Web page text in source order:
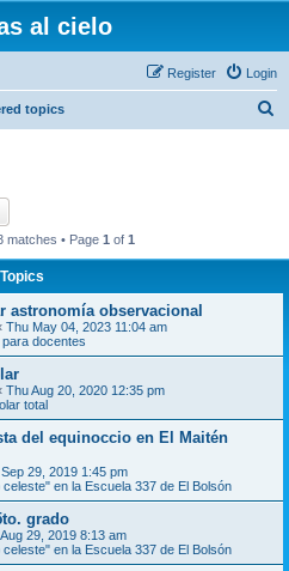
al cielo
Login
Register
topics
matches • Page 1 of 1
Topics
astronomía observacional
Thu May 04, 2023 11:04 am
docentes
Thu Aug 20, 2020 12:35 pm
total
del equinoccio en El Maitén
29, 2019 1:45 pm
en la Escuela 337 de El Bolsón
grado
29, 2019 8:13 am
en la Escuela 337 de El Bolsón